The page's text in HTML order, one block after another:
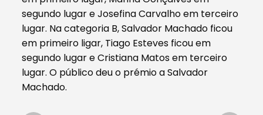
segundo lugar e Josefina Carvalho em terceiro
lugar. Na categoria B, Salvador Machado ficou
em primeiro ligar, Tiago Esteves ficou em
segundo lugar e Cristiana Matos em terceiro
lugar. O público deu o prémio a Salvador
Machado.